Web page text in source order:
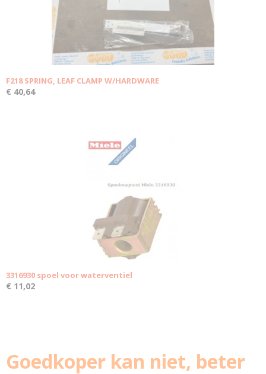
F218 SPRING, LEAF CLAMP W/HARDWARE
€ 40,64
3316930 spoel voor waterventiel
€ 11,02
Goedkoper kan niet, beter